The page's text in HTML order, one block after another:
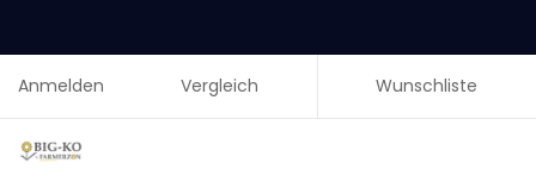
Anmelden Vergleich Wunschliste